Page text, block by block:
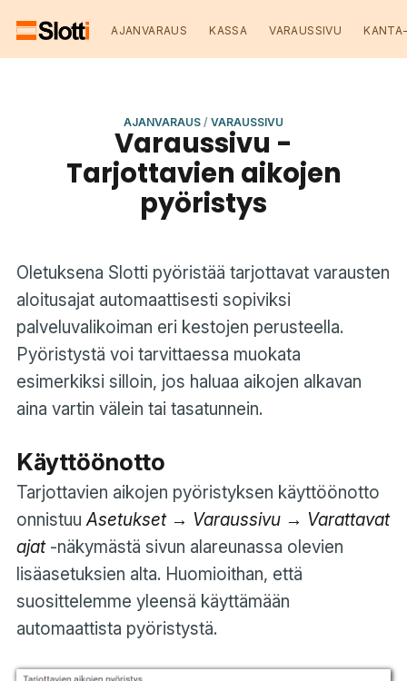
AJANVARAUS KASSA VARAUSSIVU
AJANVARAUS / VARAUSSIVU
Varaussivu -
Tarjottavien aikojen
pyöristys
Oletuksena Slotti pyöristää tarjottavat varausten
aloitusajat automaattisesti sopiviksi
palveluvalikoiman eri kestojen perusteella.
Pyöristystä voi tarvittaessa muokata
esimerkiksi silloin, jos haluaa aikojen alkavan
aina vartin välein tai tasatunnein.
Käyttöönotto
Tarjottavien aikojen pyöristyksen käyttöönotto
onnistuuAsetukset → Varaussivu → Varattavat
ajat-näkymästä sivun alareunassa olevien
lisäasetuksien alta. Huomioithan, että
suosittelemme yleensä käyttämään
automaattista pyöristystä.